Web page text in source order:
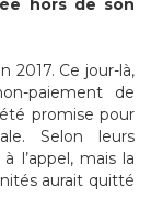
hors de son
2017. Ce jour-là,
paiement de
promise pour
Selon leurs
l’appel, mais la
aurait quitté